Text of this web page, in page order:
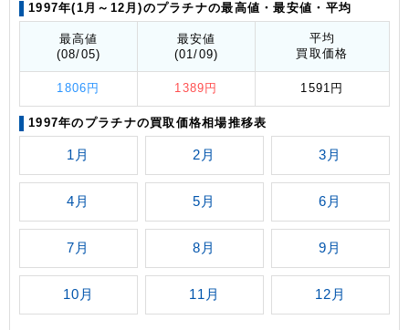
1997年(1月～12月)のプラチナの最高値 ・最安値 ・平均
最高値
(08/05)
最安値
(01/09)
平均
買取価格
1806円 1389円 1591円
1997年のプラチナの買取価格相場推移表
1月 2月 3月
4月 5月 6月
7月 8月 9月
10月 11月 12月